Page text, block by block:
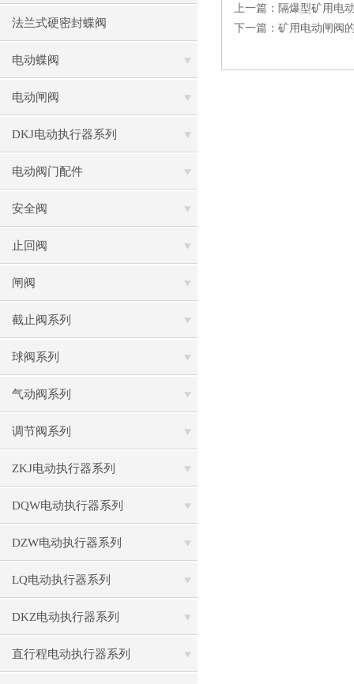
法兰式硬密封蝶阀
电动蝶阀
电动闸阀
DKJ电动执行器系列
电动阀门配件
安全阀
止回阀
闸阀
截止阀系列
球阀系列
气动阀系列
调节阀系列
ZKJ电动执行器系列
DQW电动执行器系列
DZW电动执行器系列
LQ电动执行器系列
DKZ电动执行器系列
直行程电动执行器系列
上一篇： 隔爆型矿用电
下一篇： 矿用电动闸阀